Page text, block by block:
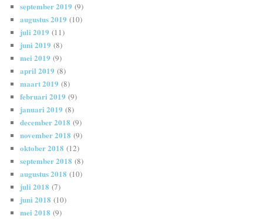
september 2019 (9)
augustus 2019 (10)
juli 2019 (11)
juni 2019 (8)
mei 2019 (9)
april 2019 (8)
maart 2019 (8)
februari 2019 (9)
januari 2019 (8)
december 2018 (9)
november 2018 (9)
oktober 2018 (12)
september 2018 (8)
augustus 2018 (10)
juli 2018 (7)
juni 2018 (10)
mei 2018 (9)